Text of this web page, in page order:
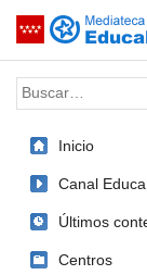
Saltar navegación
Palabra o frase:
Inicio
Canal
Últimos
Centros